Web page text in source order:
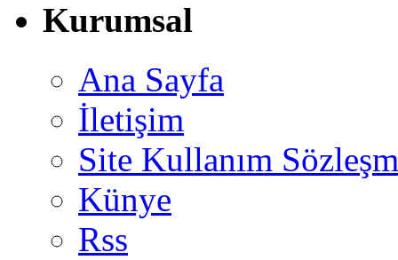
Kurumsal
Ana Sayfa
İletişim
Site Kullanım
Künye
Rss